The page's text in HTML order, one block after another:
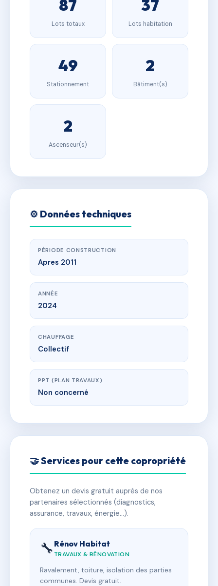
87
Lots totaux
37
Lots habitation
49
Stationnement
2
Bâtiment(s)
2
Ascenseur(s)
⚙️ Données techniques
PÉRIODE CONSTRUCTION
Apres 2011
ANNÉE
2024
CHAUFFAGE
Collectif
PPT (PLAN TRAVAUX)
Non concerné
🤝 Services pour cette copropriété
Obtenez un devis gratuit auprès de nos
partenaires sélectionnés (diagnostics,
assurance, travaux, énergie…).
🔧 Rénov Habitat
TRAVAUX & RÉNOVATION
Ravalement, toiture, isolation des parties
communes. Devis gratuit.